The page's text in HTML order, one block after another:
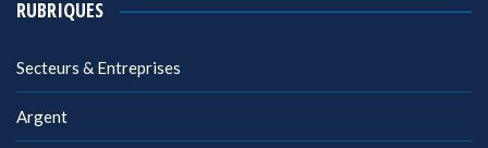
RUBRIQUES
Secteurs & Entreprises
Argent